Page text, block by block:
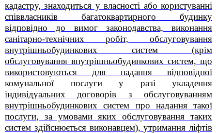
кадастру, знаходиться у власності або користуванні
співвласників багатоквартирного будинку
відповідно до вимог законодавства, виконання
санітарно-технічних робіт, обслуговування
внутрішньобудинкових систем (крім
обслуговування внутрішньобудинкових систем, що
використовуються для надання відповідної
комунальної послуги у разі укладення
індивідуальних договорів з обслуговуванням
внутрішньобудинкових систем про надання такої
послуги, за умовами яких обслуговування таких
систем здійснюється виконавцем), утримання ліфтів